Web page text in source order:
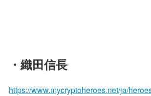
・織田信長
https://www.mycryptoheroes.net/ja/